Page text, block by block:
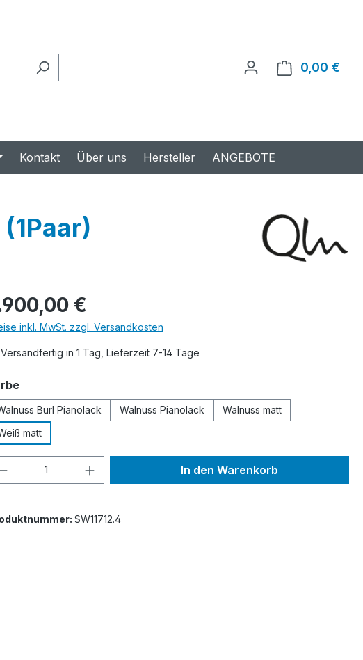
0,00 €
Kontakt Über uns Hersteller ANGEBOTE
Preis: €
inkl. MwSt. zzgl. Versandkosten
Versandfertig in 1 Tag, Lieferzeit 7-14 Tage
auswählen
Burl Pianolack Walnuss Pianolack
Walnuss matt
matt
Anzahl: Gib den gewünschten Wert
In den Warenkorb
SW11712.4